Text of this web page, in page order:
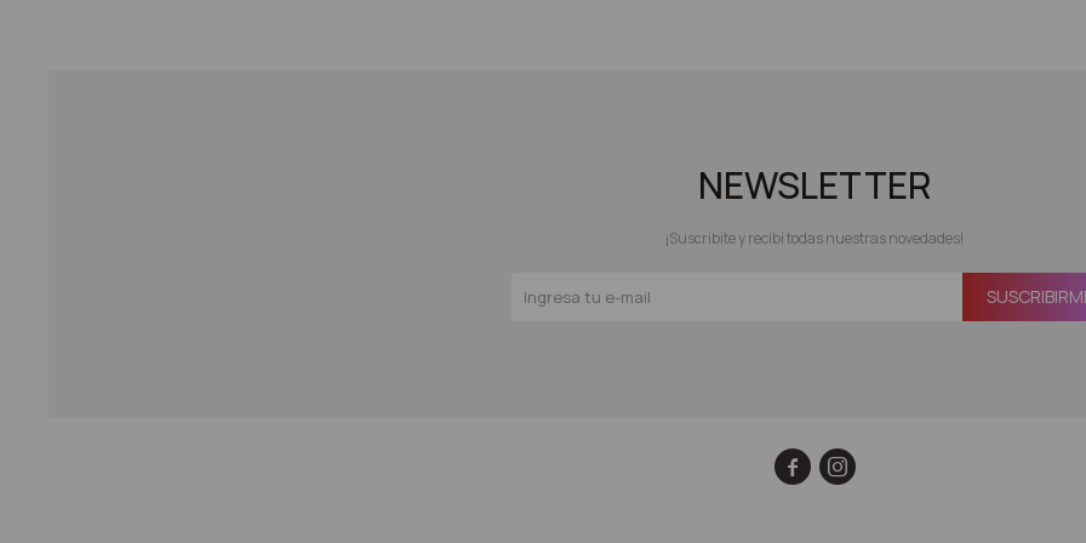
NEWSLETTER
¡Suscribite y recibí todas nuestras novedades!
 